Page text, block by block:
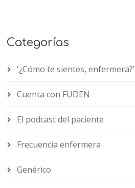
Categorías
'¿Cómo te sientes, enfermera?'
Cuenta con FUDEN
El podcast del paciente
Frecuencia enfermera
Genérico